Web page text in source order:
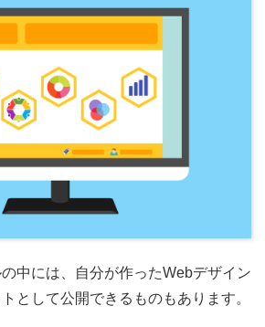
中には、自分が作ったWebデザイン
として公開できるものもあります。